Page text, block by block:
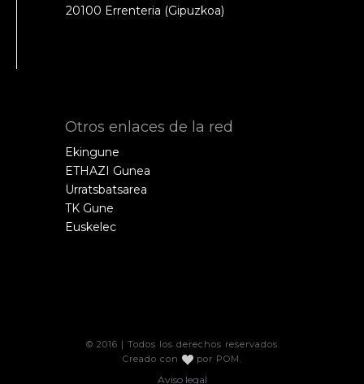
20100 Errenteria (Gipuzkoa)
Otros enlaces de la red
Ekingune
ETHAZI Gunea
Urratsbatsarea
TK Gune
Euskelec
© 2016 | Todos los derechos reservados
Creado con
por POM
Aviso legal